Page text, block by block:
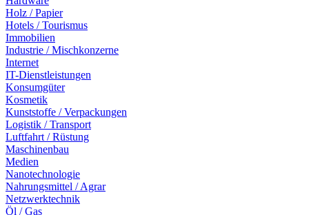
Holz / Papier
Hotels / Tourismus
Immobilien
Industrie / Mischkonzerne
Internet
IT-Dienstleistungen
Konsumgüter
Kosmetik
Kunststoffe / Verpackungen
Logistik / Transport
Luftfahrt / Rüstung
Maschinenbau
Medien
Nanotechnologie
Nahrungsmittel / Agrar
Netzwerktechnik
Öl / Gas